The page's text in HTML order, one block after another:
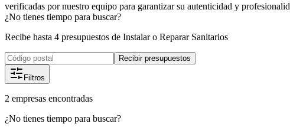
verificadas por nuestro equipo para garantizar su autenticidad y
¿No tienes tiempo para buscar?
Recibe hasta 4 presupuestos de Instalar o Reparar Sanitarios
Recibir presupuestos
Filtros
2 empresas encontradas
¿No tienes tiempo para buscar?